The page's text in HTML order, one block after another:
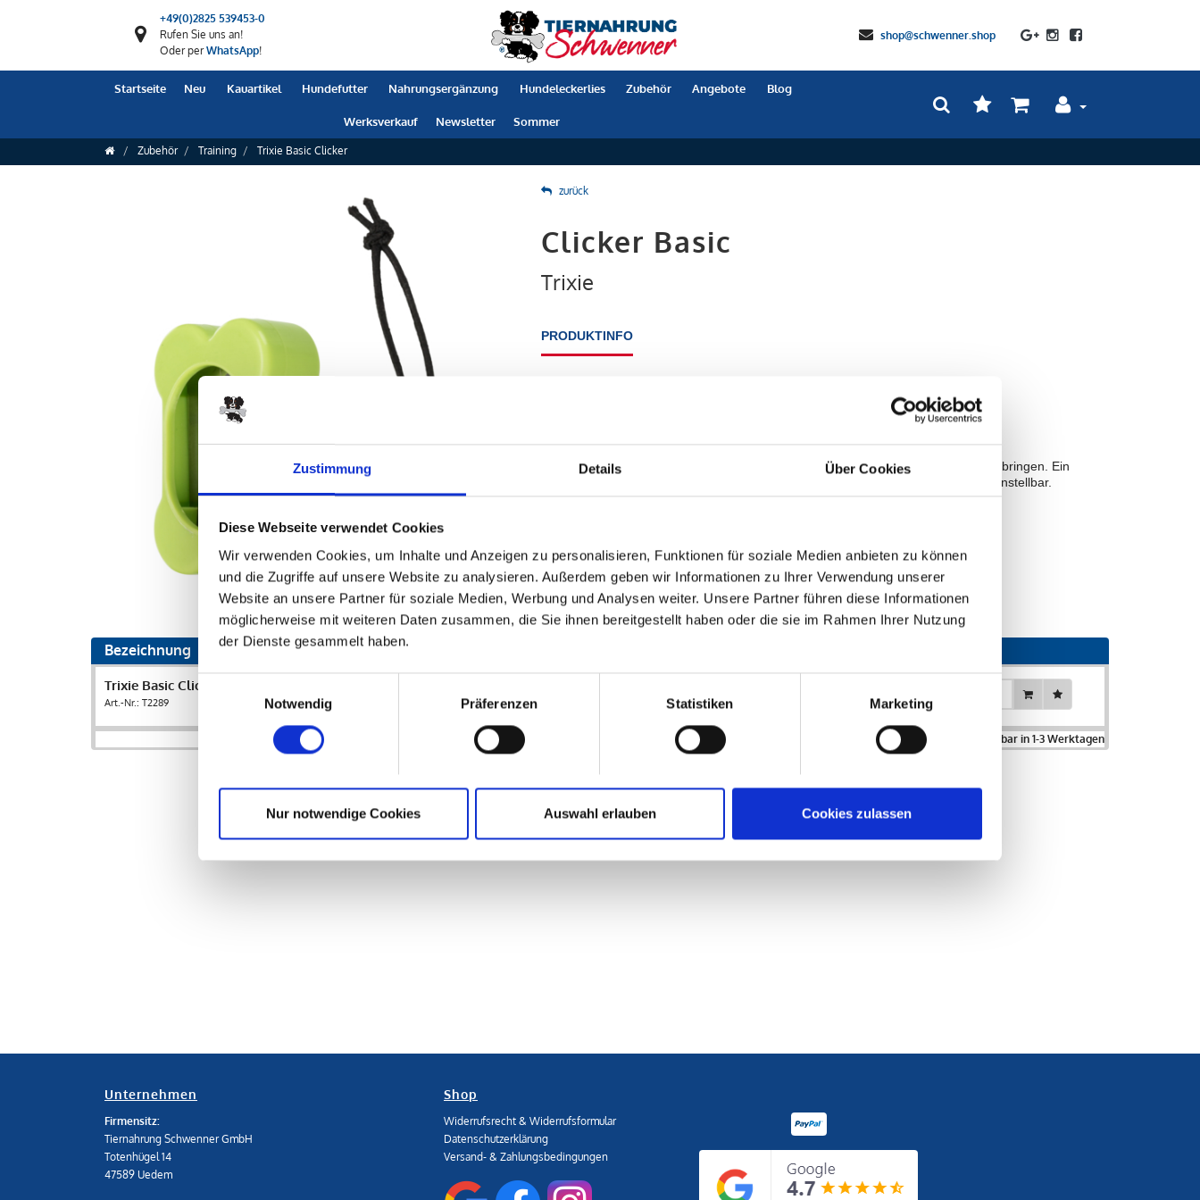
Zustimmung Details Über Cookies
Diese Webseite verwendet Cookies
Wir verwenden Cookies, um Inhalte und Anzeigen zu personalisieren, Funktionen für soziale Medien anbieten zu können
und die Zugriffe auf unsere Website zu analysieren. Außerdem geben wir Informationen zu Ihrer Verwendung unserer
Website an unsere Partner für soziale Medien, Werbung und Analysen weiter. Unsere Partner führen diese Informationen
möglicherweise mit weiteren Daten zusammen, die Sie ihnen bereitgestellt haben oder die sie im Rahmen Ihrer Nutzung
der Dienste gesammelt haben.
Einwilligungsauswahl
Notwendig
Präferenzen Statistiken Marketing
Nur notwendige Cookies Auswahl erlauben Cookies zulassen
+49(0)2825 539453-0
Rufen Sie uns an!
Oder perWhatsApp!
shop@schwenner.shop
Startseite Neu Kauartikel Hundefutter Nahrungsergänzung Hundeleckerlies Zubehör Angebote Blog
Werksverkauf Newsletter Sommer
Zubehör Training Trixie Basic Clicker
zurück
Clicker Basic
Trixie
PRODUKTINFO
Mit dem Clicker können Sie ihrem Tier spielend leicht Kommandos oder Tricks beibringen. Ein
ideales Hilfsmiitel fürs Training und der richtigen Auslastung. Der Clicker-Ton ist einstellbar.
Bezeichnung
Trixie Basic Clicker
Art.-Nr.: T2289
Preise inkl. 19% MwSt. zzgl. Versand . Lagerartikel lieferbar in 1-3 Werktagen
Unternehmen
Firmensitz:
Tiernahrung Schwenner GmbH
Totenhügel 14
47589 Uedem
Shop
Widerrufsrecht & Widerrufsformular
Datenschutzerklärung
Versand- & Zahlungsbedingungen